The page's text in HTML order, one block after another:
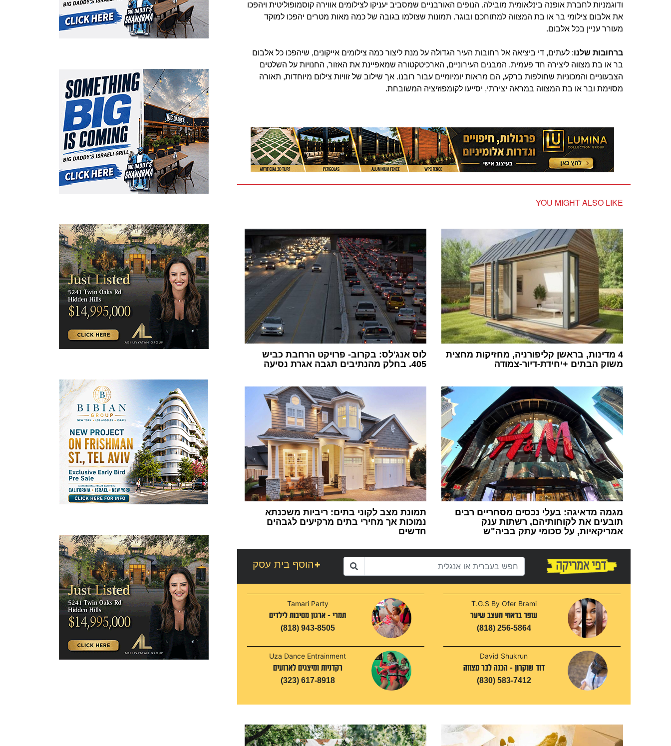
ודוגמניות לחברת אופנה בינלאומית מובילה. הנופים האורבניים שמסביב יעניקו לצילומים אווירה קוסמופוליטית ויהפכו
את אלבום צילומי בר או בת המצווה למתוחכם ובוגר. תמונות שצולמו בגובה של כמה מאות מטרים יהפכו למוקד
מעורר עניין בכל אלבום.
ברחובות שלנו: לעתים, די ביציאה אל רחובות העיר הגדולה על מנת ליצור כמה צילומים אייקונים, שיהפכו כל אלבום
בר או בת מצווה ליצירה חד פעמית. המבנים העירוניים, הארכיטקטורה שמאפיינת את האזור, החנויות על השלטים
הצבעוניים והמכוניות שחולפות ברקע, הם מראות יומיומיים עבור רובנו. אך שילוב של זוויות צילום מיוחדות, תאורה
מסוימת ובר או בת המצווה במראה יצירתי, יסייעו לקומפוזיציה המשובחת.
YOU MIGHT ALSO LIKE
לוס אנג'לס: בקרוב- פרויקט הרחבת כביש
405. בחלק מהנתיבים תגבה אגרת נסיעה
4 מדינות, בראשן קליפורניה, מחזיקות מחצית
משוק הבתים +יחידת-דיור-צמודה
תמונת מצב לקוני בתים: ריביות משכנתא
נמוכות אך מחירי בתים מרקיעים לגבהים
חדשים
מגמה מדאיגה: בעלי נכסים מסחריים רבים
תובעים את לקוחותיהם, רשתות ענק
אמריקאיות, על סכומי עתק בביה"ש
הוסף בית עסק+
Tamari Party
תמרי - ארגון מסיבות לילדים
(818) 943-8505
T.G.S By Ofer Brami
עופר בראמי מעצב שיער
(818) 256-5864
Uza Dance Entrainment
רקדניות ומיצגים לארועים
(323) 617-8918
David Shukrun
דוד שוקרון - הכנה לבר מצווה
(830) 583-7412